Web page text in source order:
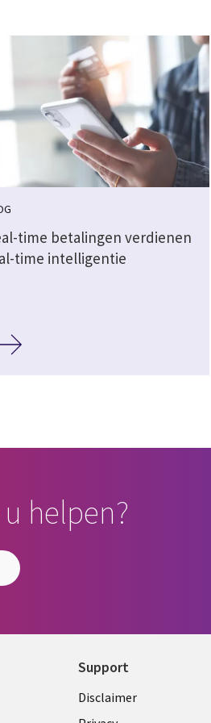
time betalingen verdienen
time intelligentie
helpen?
Support
Legal
Disclaimer